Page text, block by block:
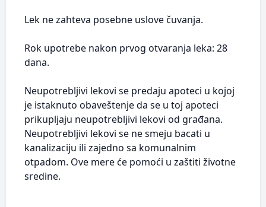
Lek ne zahteva posebne uslove čuvanja.
Rok upotrebe nakon prvog otvaranja leka: 28
dana.
Neupotrebljivi lekovi se predaju apoteci u kojoj
je istaknuto obaveštenje da se u toj apoteci
prikupljaju neupotrebljivi lekovi od građana.
Neupotrebljivi lekovi se ne smeju bacati u
kanalizaciju ili zajedno sa komunalnim
otpadom. Ove mere će pomoći u zaštiti životne
sredine.